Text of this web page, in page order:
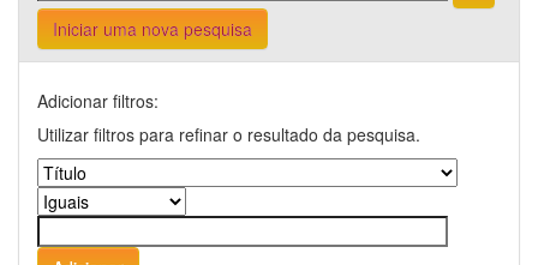
Iniciar uma nova pesquisa
Adicionar filtros:
Utilizar filtros para refinar o resultado da pesquisa.